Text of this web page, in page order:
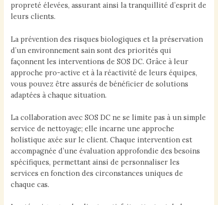
propreté élevées, assurant ainsi la tranquillité d’esprit de
leurs clients.
La prévention des risques biologiques et la préservation
d’un environnement sain sont des priorités qui
façonnent les interventions de SOS DC. Grâce à leur
approche pro-active et à la réactivité de leurs équipes,
vous pouvez être assurés de bénéficier de solutions
adaptées à chaque situation.
La collaboration avec SOS DC ne se limite pas à un simple
service de nettoyage; elle incarne une approche
holistique axée sur le client. Chaque intervention est
accompagnée d’une évaluation approfondie des besoins
spécifiques, permettant ainsi de personnaliser les
services en fonction des circonstances uniques de
chaque cas.